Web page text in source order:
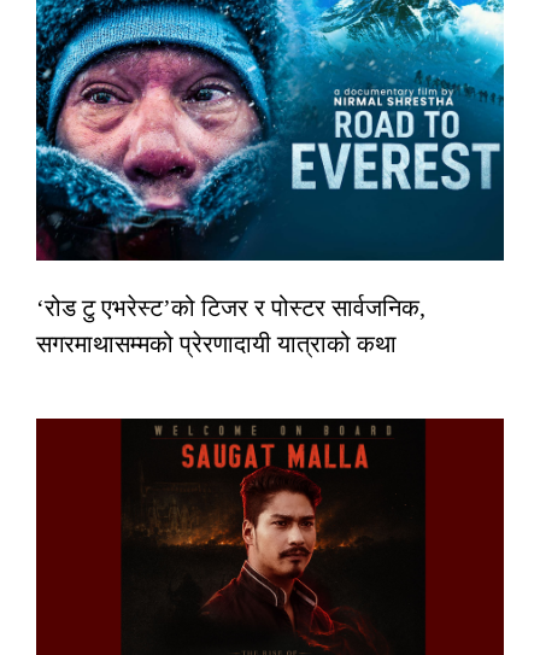
‘रोड टु एभरेस्ट’को टिजर र पोस्टर सार्वजनिक,
सगरमाथासम्मको प्रेरणादायी यात्राको कथा